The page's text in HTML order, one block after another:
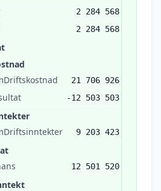
2 284 568
2 284 568
21 706 926
-12 503 503
9 203 423
12 501 520